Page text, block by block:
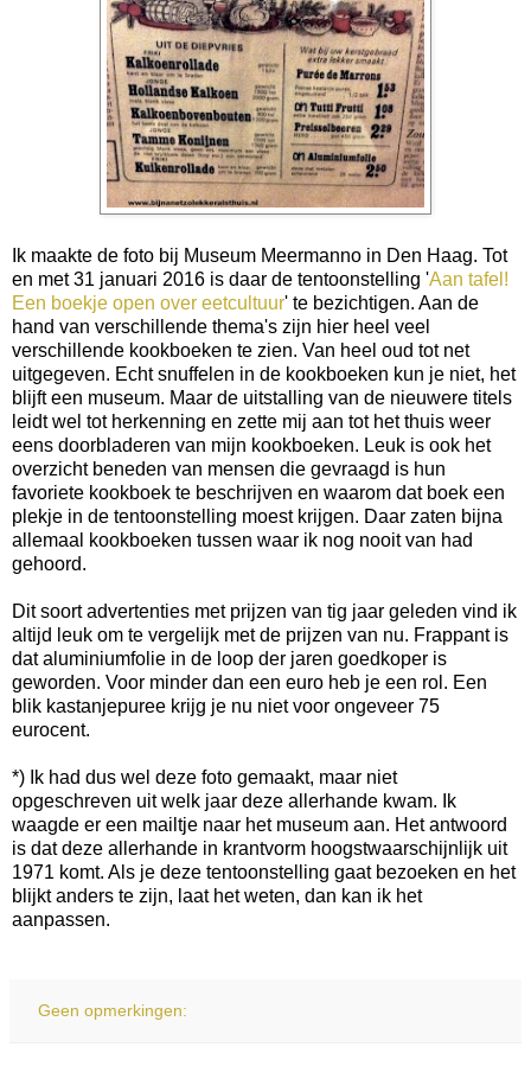
Ik maakte de foto bij Museum Meermanno in Den Haag. Tot
en met 31 januari 2016 is daar de tentoonstelling 'Aan tafel!
Een boekje open over eetcultuur' te bezichtigen. Aan de
hand van verschillende thema's zijn hier heel veel
verschillende kookboeken te zien. Van heel oud tot net
uitgegeven. Echt snuffelen in de kookboeken kun je niet, het
blijft een museum. Maar de uitstalling van de nieuwere titels
leidt wel tot herkenning en zette mij aan tot het thuis weer
eens doorbladeren van mijn kookboeken. Leuk is ook het
overzicht beneden van mensen die gevraagd is hun
favoriete kookboek te beschrijven en waarom dat boek een
plekje in de tentoonstelling moest krijgen. Daar zaten bijna
allemaal kookboeken tussen waar ik nog nooit van had
gehoord.
Dit soort advertenties met prijzen van tig jaar geleden vind ik
altijd leuk om te vergelijk met de prijzen van nu. Frappant is
dat aluminiumfolie in de loop der jaren goedkoper is
geworden. Voor minder dan een euro heb je een rol. Een
blik kastanjepuree krijg je nu niet voor ongeveer 75
eurocent.
*) Ik had dus wel deze foto gemaakt, maar niet
opgeschreven uit welk jaar deze allerhande kwam. Ik
waagde er een mailtje naar het museum aan. Het antwoord
is dat deze allerhande in krantvorm hoogstwaarschijnlijk uit
1971 komt. Als je deze tentoonstelling gaat bezoeken en het
blijkt anders te zijn, laat het weten, dan kan ik het
aanpassen.
Geen opmerkingen: